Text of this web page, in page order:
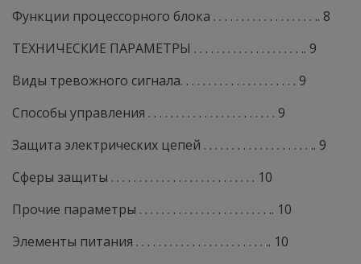
Функции процессорного блока . . . . . . . . . . . . . . . . . . .. 8
ТЕХНИЧЕСКИЕ ПАРАМЕТРЫ . . . . . . . . . . . . . . . . . . . .. 9
Виды тревожного сигнала. . . . . . . . . . . . . . . . . . . . . 9
Способы управления . . . . . . . . . . . . . . . . . . . . . . . 9
Защита электрических цепей . . . . . . . . . . . . . . . . . . . .. 9
Сферы защиты . . . . . . . . . . . . . . . . . . . . . . . . . . 10
Прочие параметры . . . . . . . . . . . . . . . . . . . . . . . .. 10
Элементы питания . . . . . . . . . . . . . . . . . . . . . . . .. 10